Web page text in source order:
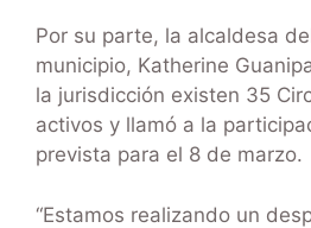
Por su parte, la alcaldesa
municipio, Katherine
la jurisdicción existen 35
activos y llamó a la
prevista para el 8 de marzo.
“Estamos realizando un